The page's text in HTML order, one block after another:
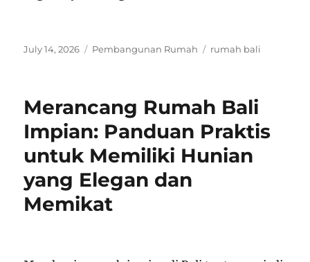
Posted
July 14, 2026 Categories
Pembangunan Rumah Tags
rumah bali
Merancang Rumah Bali
Impian: Panduan Praktis
untuk Memiliki Hunian
yang Elegan dan
Memikat